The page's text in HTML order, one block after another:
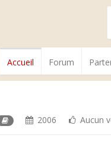
Accueil Forum
2006 Aucun